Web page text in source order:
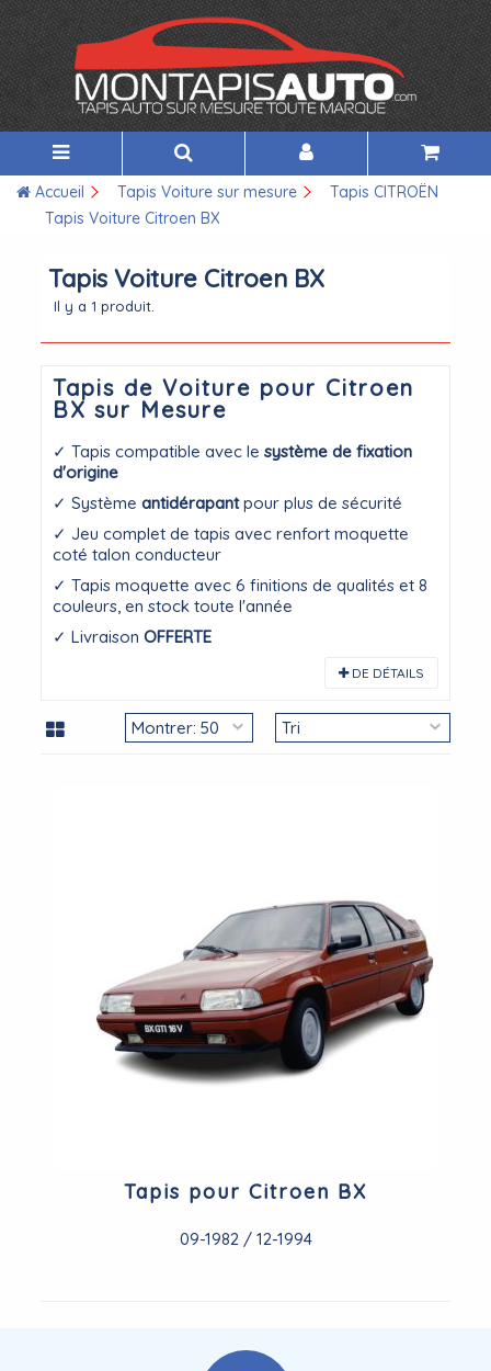
Accueil Tapis Voiture sur mesure
Tapis CITROËN
Tapis Voiture Citroen BX
Tapis Voiture Citroen BX
Il y a 1 produit.
Tapis de Voiture pour Citroen
BX sur Mesure
✓ Tapis compatible avec lesystème de fixation
d'origine
✓ Systèmeantidérapantpour plus de sécurité
✓ Jeu complet de tapis avec renfort moquette
coté talon conducteur
✓ Tapis moquette avec 6 finitions de qualités et 8
couleurs, en stock toute l'année
✓ LivraisonOFFERTE
DE DÉTAILS
Tapis pour Citroen BX
09-1982 / 12-1994